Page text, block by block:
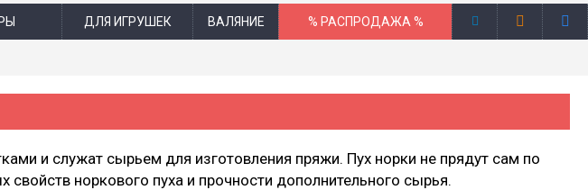
ДЛЯ ИГРУШЕК ВАЛЯНИЕ % РАСПРОДАЖА %
и служат сырьем для изготовления пряжи. Пух норки не прядут сам по
норкового пуха и прочности дополнительного сырья.